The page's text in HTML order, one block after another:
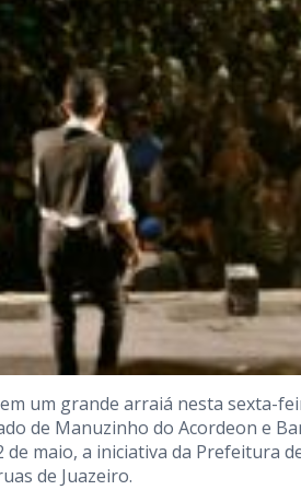
um grande arraiá nesta sexta-
de Manuzinho do Acordeon e
maio, a iniciativa da Prefeitura
de Juazeiro.